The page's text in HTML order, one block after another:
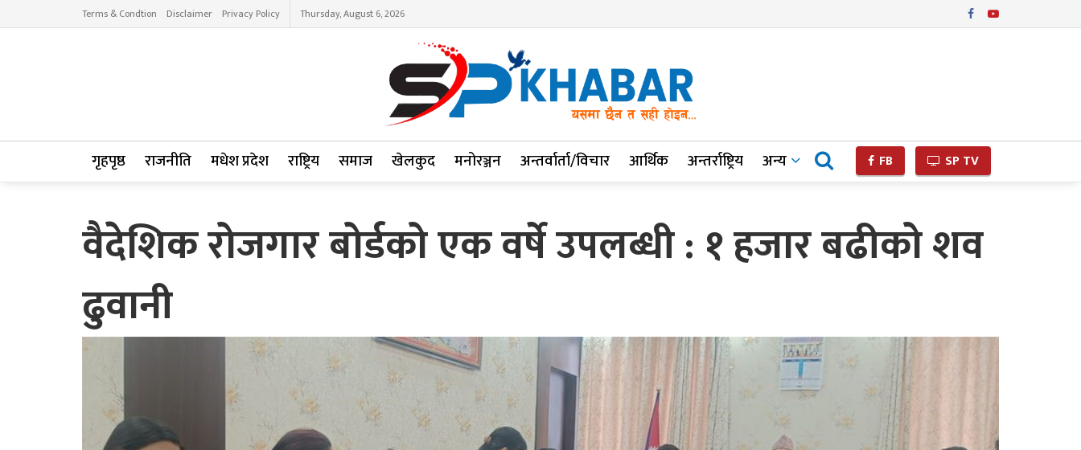
Terms & Condtion Disclaimer Privacy Policy Thursday, August 6, 2026
गृहपृष्ठ राजनीति मधेश प्रदेश राष्ट्रिय समाज खेलकुद मनोरञ्जन अन्तर्वार्ता/विचार आर्थिक अन्तर्राष्ट्रिय अन्य FB SP TV
वैदेशिक रोजगार बोर्डको एक वर्षे उपलब्धी : १ हजार बढीको शव
ढुवानी